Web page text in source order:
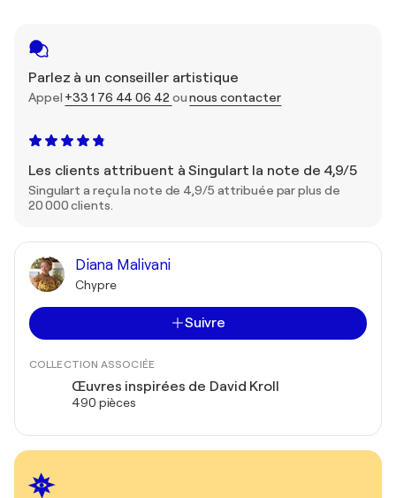
Parlez à un conseiller artistique
Appel +33 1 76 44 06 42 ounous contacter
Les clients attribuent à Singulart la note de 4,9/5
Singulart a reçu la note de 4,9/5 attribuée par plus de
20 000 clients.
Diana Malivani
Chypre
Suivre
COLLECTION ASSOCIÉE
Œuvres inspirées de David Kroll
490 pièces